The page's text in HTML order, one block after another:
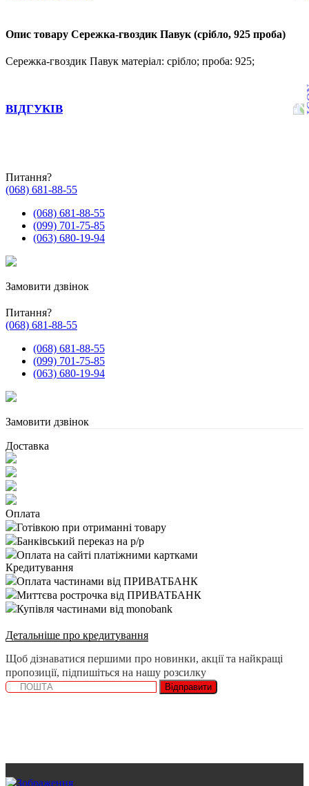
Опис товару Сережка-гвоздик Павук (срібло, 925 проба)
Сережка-гвоздик Павук матеріал: срібло; проба: 925;
ВІДГУКІВ
Питання?
(068) 681-88-55
(068) 681-88-55
(099) 701-75-85
(063) 680-19-94
Замовити дзвінок
Питання?
(068) 681-88-55
(068) 681-88-55
(099) 701-75-85
(063) 680-19-94
Замовити дзвінок
Доставка
Оплата
Готівкою при отриманні товару
Банківський переказ на р/р
Оплата на сайті платіжними картками
Кредитування
Оплата частинами від ПРИВАТБАНК
Миттєва рострочка від ПРИВАТБАНК
Купівля частинами від monobank
Детальніше про кредитування
Щоб дізнаватися першими про новинки, акції та найкращі
пропозиції, підпишіться на нашу розсилку
Відправити